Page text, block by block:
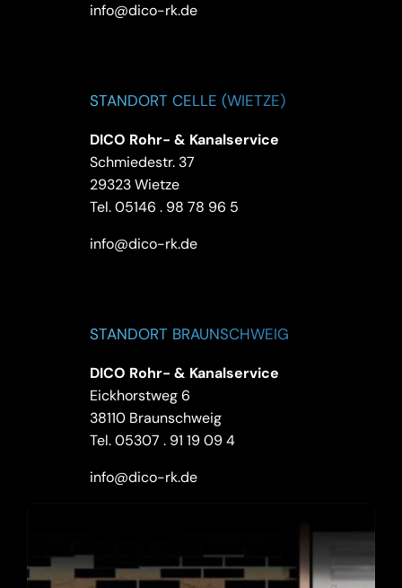
info@dico-rk.de
STANDORT CELLE (WIETZE)
DICO Rohr- & Kanalservice
Schmiedestr. 37
29323 Wietze
Tel.05146 . 98 78 96 5
info@dico-rk.de
STANDORT BRAUNSCHWEIG
DICO Rohr- & Kanalservice
Eickhorstweg 6
38110 Braunschweig
Tel.05307 . 91 19 09 4
info@dico-rk.de